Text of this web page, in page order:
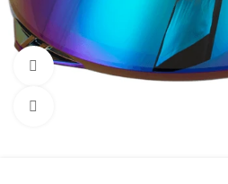
Смотреть видео